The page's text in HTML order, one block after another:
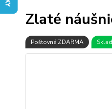
Zlaté
Poštovné ZDARMA